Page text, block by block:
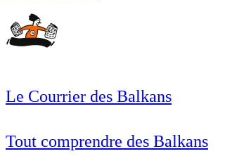
Le Courrier des Balkans
Tout comprendre des Balkans